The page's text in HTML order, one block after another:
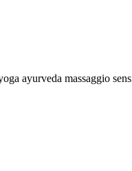
ayurveda massaggio